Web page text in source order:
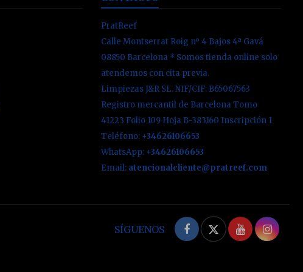
PratReef
Calle Montserrat Roig nº 4 Bajos 4ª Gavá
08850 Barcelona * Somos tienda online solo
atendemos con cita previa.
Limpiezas J&R SL. NIF/CIF: B65067563
Registro mercantil de Barcelona Tomo
41223 Folio 109 Hoja B-383160 Inscripción 1
Teléfono: +34626106653
WhatsApp: +34626106653
Email: atencionalcliente@pratreef.com
FacebookTwitterYouTube
SÍGUENOS